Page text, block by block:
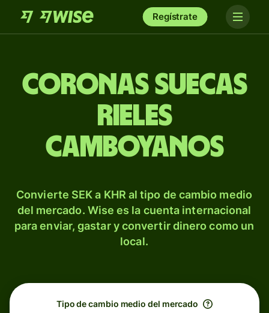
Regístrate
Coronas suecas
rieles
camboyanos
Convierte SEK a KHR al tipo de cambio medio
del mercado. Wise es la cuenta internacional
para enviar, gastar y convertir dinero como un
local.
Tipo de cambio medio del mercado